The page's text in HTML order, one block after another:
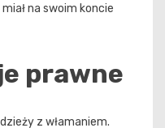
na swoim koncie
prawne
z włamaniem.